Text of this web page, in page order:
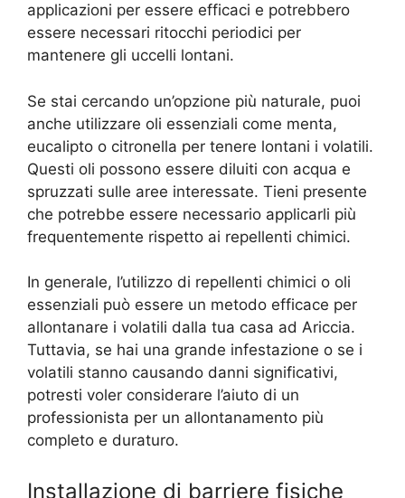
applicazioni per essere efficaci e potrebbero
essere necessari ritocchi periodici per
mantenere gli uccelli lontani.
Se stai cercando un’opzione più naturale, puoi
anche utilizzare oli essenziali come menta,
eucalipto o citronella per tenere lontani i volatili.
Questi oli possono essere diluiti con acqua e
spruzzati sulle aree interessate. Tieni presente
che potrebbe essere necessario applicarli più
frequentemente rispetto ai repellenti chimici.
In generale, l’utilizzo di repellenti chimici o oli
essenziali può essere un metodo efficace per
allontanare i volatili dalla tua casa ad Ariccia.
Tuttavia, se hai una grande infestazione o se i
volatili stanno causando danni significativi,
potresti voler considerare l’aiuto di un
professionista per un allontanamento più
completo e duraturo.
Installazione di barriere fisiche